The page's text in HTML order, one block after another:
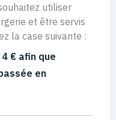
utiliser
et être servis
la case suivante :
€ afin que
en